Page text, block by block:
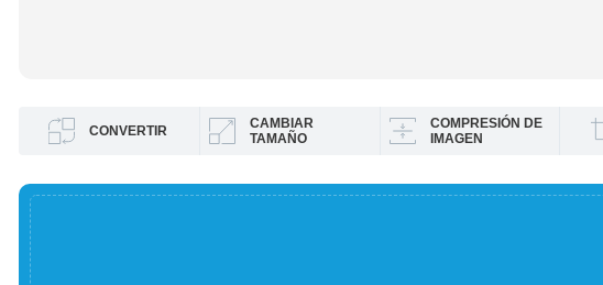
CONVERTIR
CAMBIAR
TAMAÑO
COMPRESIÓN DE
IMAGEN